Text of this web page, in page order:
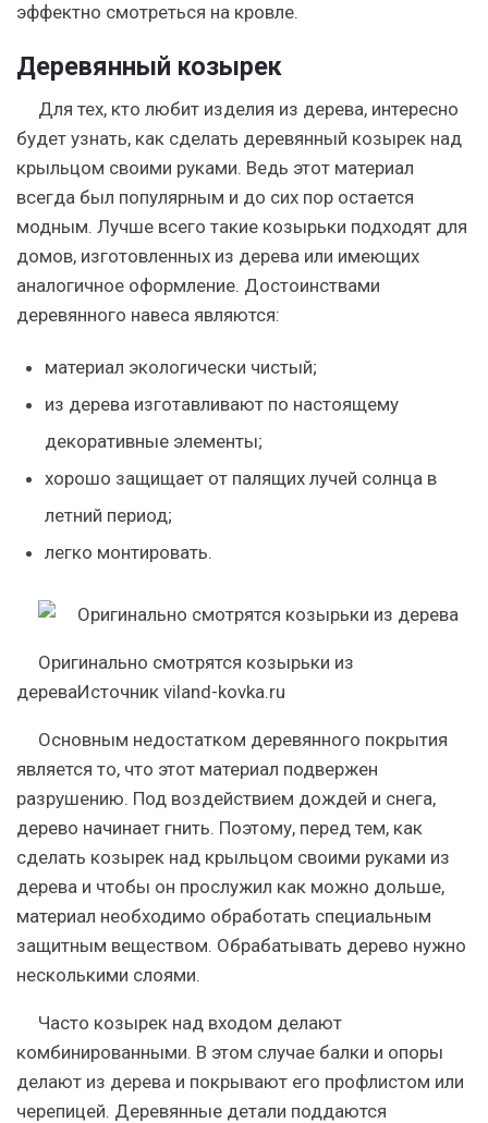
эффектно смотреться на кровле.
Деревянный козырек
Для тех, кто любит изделия из дерева, интересно
будет узнать, как сделать деревянный козырек над
крыльцом своими руками. Ведь этот материал
всегда был популярным и до сих пор остается
модным. Лучше всего такие козырьки подходят для
домов, изготовленных из дерева или имеющих
аналогичное оформление. Достоинствами
деревянного навеса являются:
материал экологически чистый;
из дерева изготавливают по настоящему
декоративные элементы;
хорошо защищает от палящих лучей солнца в
летний период;
легко монтировать.
Оригинально смотрятся козырьки из
дереваИсточник viland-kovka.ru
Основным недостатком деревянного покрытия
является то, что этот материал подвержен
разрушению. Под воздействием дождей и снега,
дерево начинает гнить. Поэтому, перед тем, как
сделать козырек над крыльцом своими руками из
дерева и чтобы он прослужил как можно дольше,
материал необходимо обработать специальным
защитным веществом. Обрабатывать дерево нужно
несколькими слоями.
Часто козырек над входом делают
комбинированными. В этом случае балки и опоры
делают из дерева и покрывают его профлистом или
черепицей. Деревянные детали поддаются